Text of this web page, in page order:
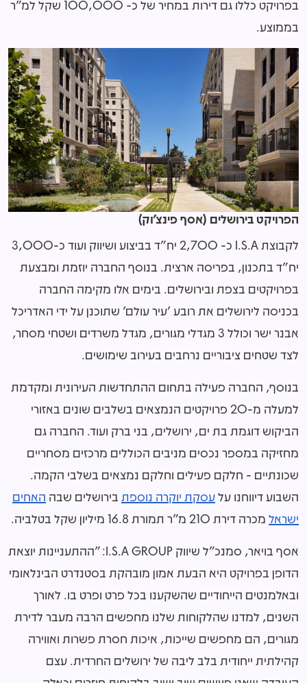
בפרויקט כללו גם דירות במחיר של כ- 100,000 שקל למ"ר
בממוצע.
הפרויקט בירושלים (אסף פינצ'וק)
לקבוצת I.S.A כ- 2,700 יח"ד בביצוע ושיווק ועוד כ-3,000
יח"ד בתכנון, בפריסה ארצית. בנוסף החברה יוזמת ומבצעת
בפרויקטים בצפת ובירושלים. בימים אלו מקימה החברה
בכניסה לירושלים את רובע 'עיר עולם' שתוכנן על ידי האדריכל
אבנר ישר וכולל 3 מגדלי מגורים, מגדל משרדים ושטחי מסחר,
לצד שטחים ציבוריים נרחבים בעירוב שימושים.
בנוסף, החברה פעילה בתחום ההתחדשות העירונית ומקדמת
למעלה מ-20 פרויקטים הנמצאים בשלבים שונים באזורי
הביקוש דוגמת בת ים, ירושלים, בני ברק ועוד. החברה גם
מחזיקה במספר נכסים מניבים הכוללים מרכזים מסחריים
שכונתיים - חלקם פעילים וחלקם נמצאים בשלבי הקמה.
השבוע דיווחנו עלעסקת יוקרה נוספת בירושלים שבה האחים
ישראל מכרה דירת 210 מ"ר תמורת 16.8 מיליון שקל בטלביה.
אסף בויאר, סמנכ"ל שיווק I.S.A GROUP: "ההתעניינות יוצאת
הדופן בפרויקט היא הבעת אמון מובהקת בסטנדרט הבינלאומי
ובאלמנטים הייחודיים שהשקענו בכל פרט ופרט בו. לאורך
השנים, למדנו שהלקוחות שלנו מחפשים הרבה מעבר לדירת
מגורים, הם מחפשים שייכות, איכות חסרת פשרות ואווירה
קהילתית ייחודית בלב ליבה של ירושלים החרדית. עצם